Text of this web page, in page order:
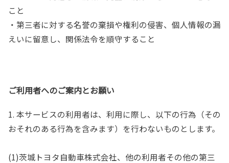
こと
・第三者に対する名誉の棄損や権利の侵害、個人情報の漏
えいに留意し、関係法令を順守すること
ご利用者へのご案内とお願い
1. 本サービスの利用者は、利用に際し、以下の行為（その
おそれのある行為を含みます）を行わないものとします。
(1)茨城トヨタ自動車株式会社、他の利用者その他の第三